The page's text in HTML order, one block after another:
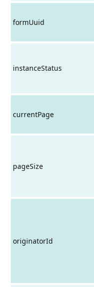
formUuid
instanceStatus
currentPage
pageSize
originatorId